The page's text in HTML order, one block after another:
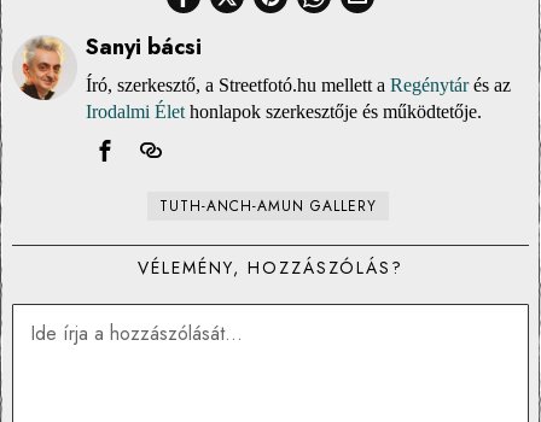
Sanyi bácsi
Író, szerkesztő, a Streetfotó.hu mellett a Regénytárés az
Irodalmi Élet honlapok szerkesztője és működtetője.
TUTH-ANCH-AMUN GALLERY
VÉLEMÉNY, HOZZÁSZÓLÁS?